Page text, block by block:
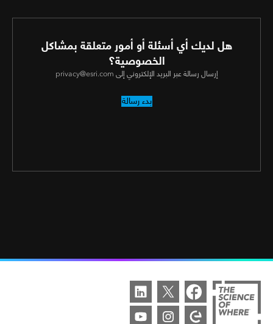
هل لديك أي أسئلة أو أمور متعلقة بمشاكل
الخصوصية؟
إرسال رسالة عبر البريد الإلكتروني إلى privacy@esri.com
بدء رسالة